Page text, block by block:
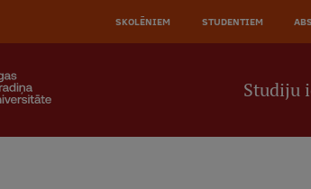
AUGŠĒJĀ
IZVĒLNE
SKOLĒNIEM STUDENTIEM
Studiju